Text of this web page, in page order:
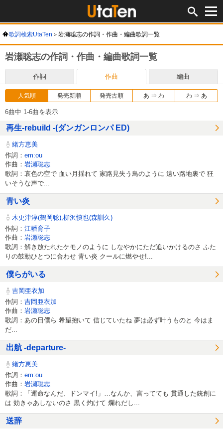
歌詞検索UtaTen 岩瀬聡志の作詞・作曲・編曲歌詞一覧
岩瀬聡志の作詞・作曲・編曲歌詞一覧
作詞 作曲 編曲
人気順 発売新順 発売古順 あ ⇒ わ わ ⇒ あ
6曲中 1-6曲を表示
再生-rebuild -(ダンガンロンパ ED)
緒方恵美
作詞： em:ou
作曲： 岩瀬聡志
歌詞：哀色の空で 血い月揺れて 家路見失う鳥のように 遠い路地裏で 狂
いそうな声で...
青い炎
木更津淳(鶴岡聡),柳沢慎也(森訓久)
作詞： 江幡育子
作曲： 岩瀬聡志
歌詞：解き放たれたケモノのように しなやかにただ追いかけるのさ ふた
りの鼓動ひとつに合わせ 青い炎 クールに燃やせ!...
僕らがいる
吉岡亜衣加
作詞： 吉岡亜衣加
作曲： 岩瀬聡志
歌詞：あの日僕ら 希望抱いて 信じていたね 夢は必ず叶うものと 今はま
だ...
出航 -departure-
緒方恵美
作詞： em:ou
作曲： 岩瀬聡志
歌詞：「運命なんだ、ドンマイ!」…なんか、言ってても 貫通した銃創に
は 効きゃあしないのさ 黒く灼けて 爛れだし...
送辞